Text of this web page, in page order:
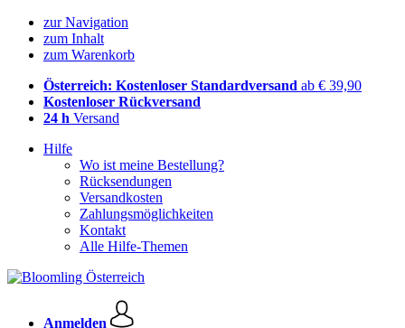
zur Navigation
zum Inhalt
zum Warenkorb
Österreich: Kostenloser Standardversand ab € 39,90
Kostenloser Rückversand
24 h Versand
Hilfe
Wo ist meine Bestellung?
Rücksendungen
Versandkosten
Zahlungsmöglichkeiten
Kontakt
Alle Hilfe-Themen
Anmelden